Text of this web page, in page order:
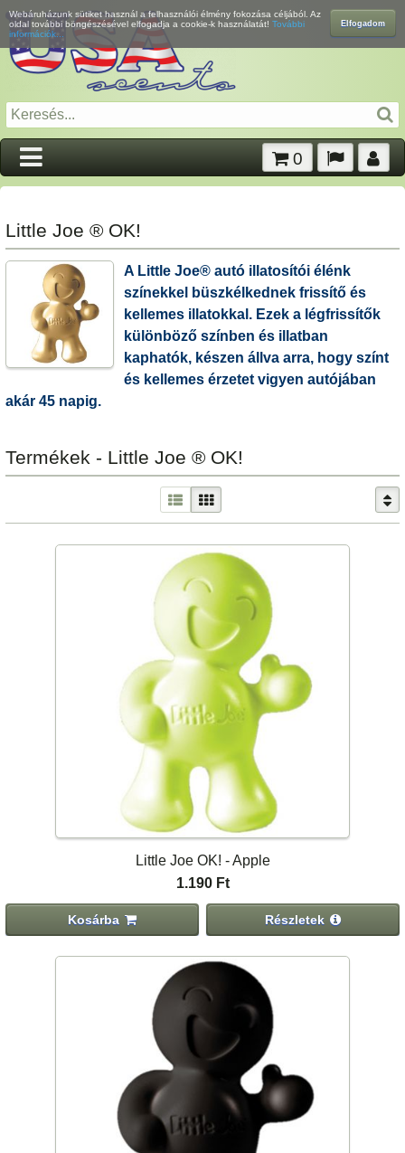
Elfogadom
Webáruházunk sütiket használ a felhasználói élmény fokozása céljából. Az
oldal további böngészésével elfogadja a cookie-k használatát! További
információk...
0
Little Joe ® OK!
A Little Joe® autó illatosítói élénk
színekkel büszkélkednek frissítő és
kellemes illatokkal. Ezek a légfrissítők
különböző színben és illatban
kaphatók, készen állva arra, hogy színt
és kellemes érzetet vigyen autójában
akár 45 napig.
Termékek - Little Joe ® OK!
Little Joe OK! - Apple
1.190 Ft
Kosárba Részletek